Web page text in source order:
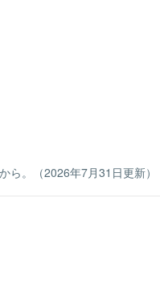
ら。（2026年7月31日更新）